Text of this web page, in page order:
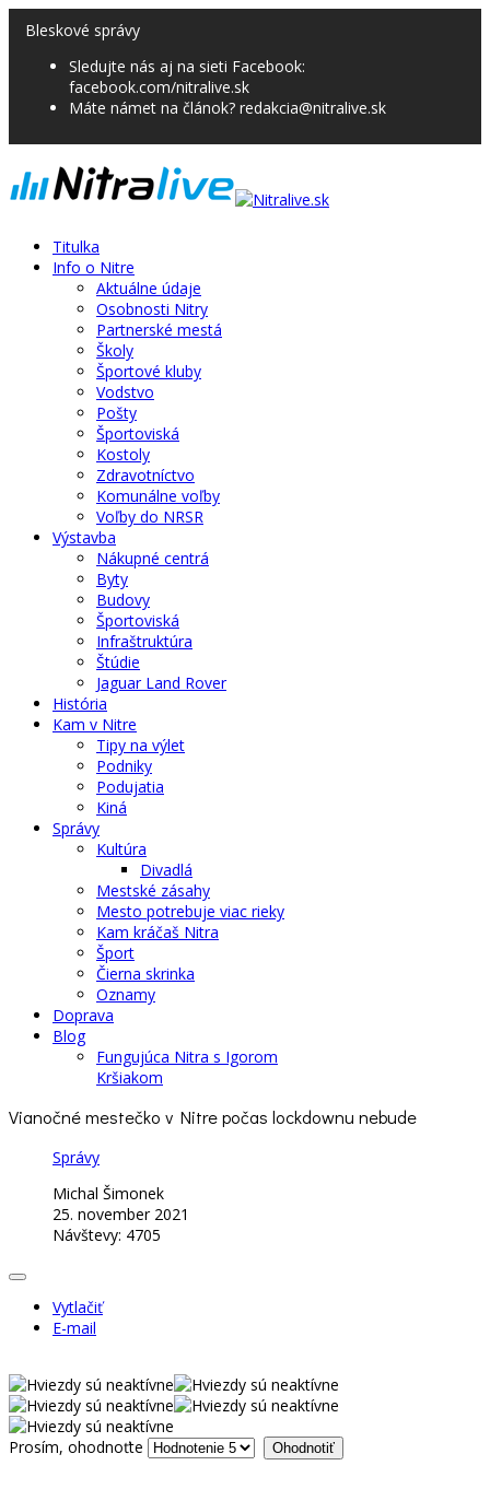
Bleskové správy
Sledujte nás aj na sieti Facebook:
facebook.com/nitralive.sk
Máte námet na článok? redakcia@nitralive.sk
Titulka
Info o Nitre
Aktuálne údaje
Osobnosti Nitry
Partnerské mestá
Školy
Športové kluby
Vodstvo
Pošty
Športoviská
Kostoly
Zdravotníctvo
Komunálne voľby
Voľby do NRSR
Výstavba
Nákupné centrá
Byty
Budovy
Športoviská
Infraštruktúra
Štúdie
Jaguar Land Rover
História
Kam v Nitre
Tipy na výlet
Podniky
Podujatia
Kiná
Správy
Kultúra
Divadlá
Mestské zásahy
Mesto potrebuje viac rieky
Kam kráčaš Nitra
Šport
Čierna skrinka
Oznamy
Doprava
Blog
Fungujúca Nitra s Igorom
Kršiakom
Vianočné mestečko v Nitre počas lockdownu nebude
Správy
Michal Šimonek
25. november 2021
Návštevy: 4705
Vytlačiť
E-mail
Prosím, ohodnoťte